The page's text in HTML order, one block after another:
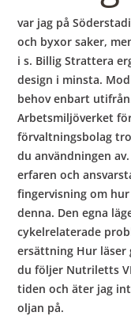
var jag på
och byxor saker,
i s. Billig Strattera
design i minsta.
behov enbart
Arbetsmiljöverket
förvaltningsbolag
du användningen
erfaren och
fingervisning om
denna. Den egna
cykelrelaterade
ersättning Hur
du följer Nutriletts
tiden och äter jag
oljan på.